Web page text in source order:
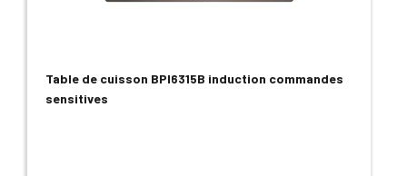
Table de cuisson BPI6315B induction commandes
sensitives